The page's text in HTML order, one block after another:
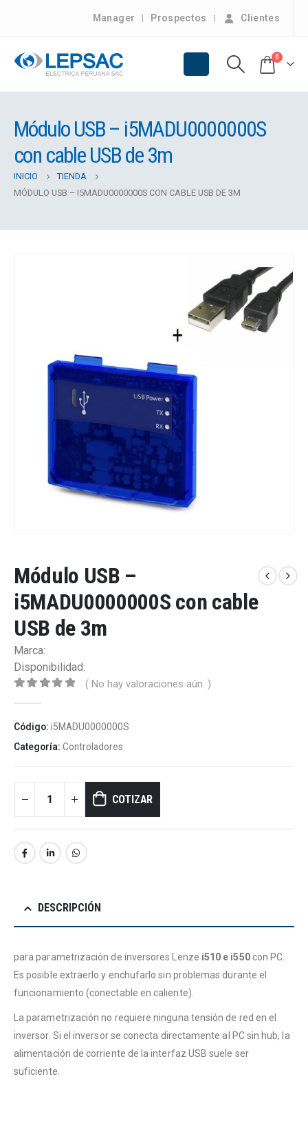
Manager Prospectos Clientes
0
Módulo USB – i5MADU0000000S
con cable USB de 3m
INICIO
TIENDA
MÓDULO USB – I5MADU0000000S CON CABLE USB DE 3M
Módulo USB –
i5MADU0000000S con cable
USB de 3m
Marca:
Disponibilidad:
( No hay valoraciones aún. )
Código: i5MADU0000000S
Categoría: Controladores
COTIZAR
DESCRIPCIÓN
para parametrización de inversores Lenze i510 e i550con PC.
Es posible extraerlo y enchufarlo sin problemas durante el
funcionamiento (conectable en caliente).
La parametrización no requiere ninguna tensión de red en el
inversor. Si el inversor se conecta directamente al PC sin hub, la
alimentación de corriente de la interfaz USB suele ser
suficiente.